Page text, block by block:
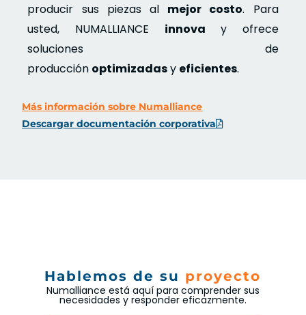
producir sus piezas al mejor costo. Para
usted, NUMALLIANCE innova y ofrece
soluciones de
producción optimizadasy eficientes.
Más información sobre Numalliance
Descargar documentación corporativa
Hablemos de su proyecto
Numalliance está aquí para comprender sus
necesidades y responder eficazmente.